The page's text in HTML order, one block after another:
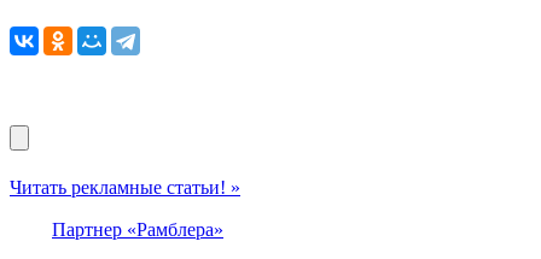
Читать рекламные статьи! »
Партнер «Рамблера»